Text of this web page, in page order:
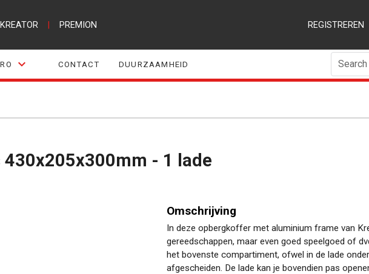
KREATOR PREMION REGISTREREN
CONTACT DUURZAAMHEID Search
430x205x300mm - 1 lade
Omschrijving
In deze opbergkoffer met aluminium frame van
gereedschappen, maar even goed speelgoed of
het bovenste compartiment, ofwel in de lade
afgescheiden. De lade kan je bovendien pas